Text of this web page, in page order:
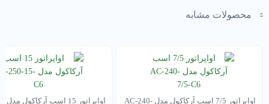
محصولات مشابه
اواپراتور 7/5 اسب آرکاکول مدل AC-240-